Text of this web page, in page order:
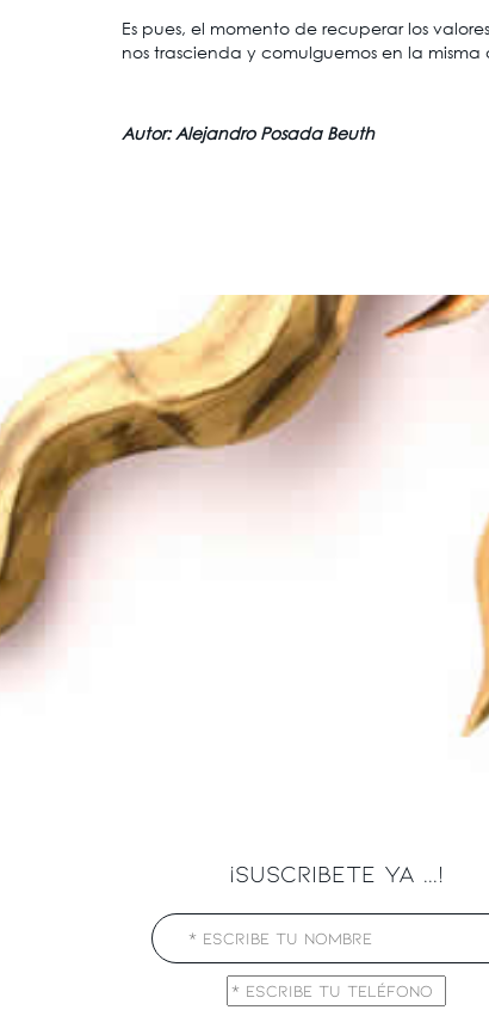
Es pues, el momento de recuperar los
nos trascienda y comulguemos en la misma
Autor: Alejandro Posada Beuth
¡SUSCRIBETE YA ...!